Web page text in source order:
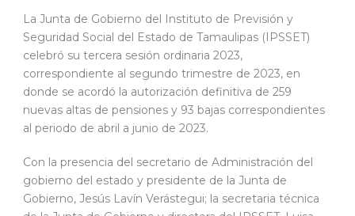
La Junta de Gobierno del Instituto de Previsión y
Seguridad Social del Estado de Tamaulipas (IPSSET)
celebró su tercera sesión ordinaria 2023,
correspondiente al segundo trimestre de 2023, en
donde se acordó la autorización definitiva de 259
nuevas altas de pensiones y 93 bajas correspondientes
al periodo de abril a junio de 2023.
Con la presencia del secretario de Administración del
gobierno del estado y presidente de la Junta de
Gobierno, Jesús Lavín Verástegui; la secretaria técnica